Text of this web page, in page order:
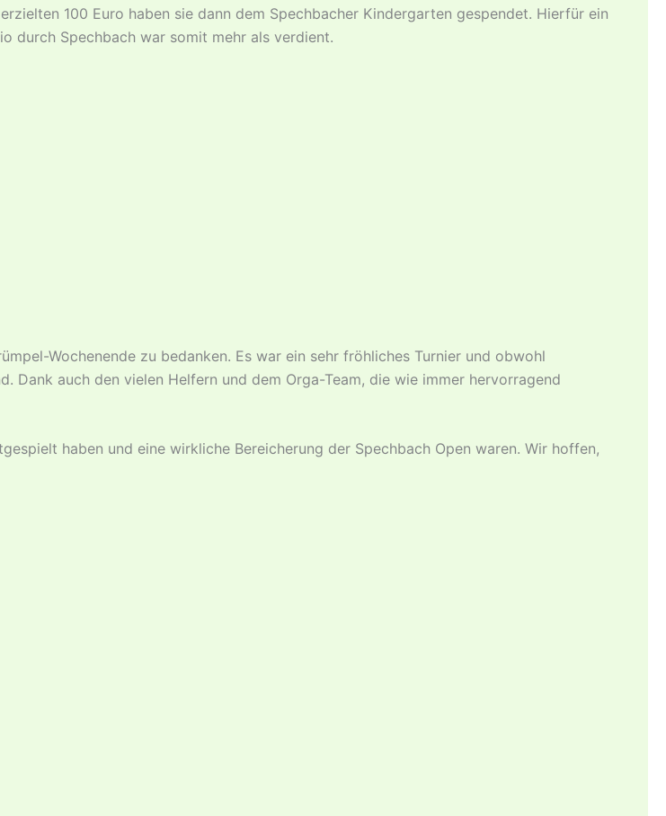
100 Euro haben sie dann dem Spechbacher Kindergarten gespendet. Hierfür ein
durch Spechbach war somit mehr als verdient.
Wochenende zu bedanken. Es war ein sehr fröhliches Turnier und obwohl
auch den vielen Helfern und dem Orga-Team, die wie immer hervorragend
haben und eine wirkliche Bereicherung der Spechbach Open waren. Wir hoffen,